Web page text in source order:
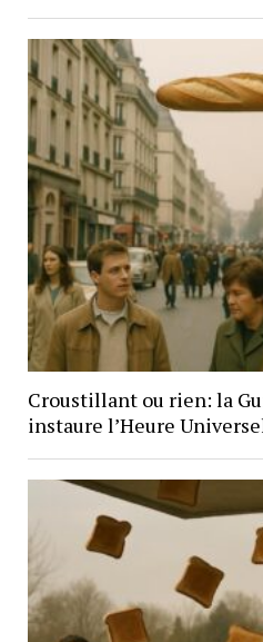
Croustillant ou rien: la
instaure l’Heure